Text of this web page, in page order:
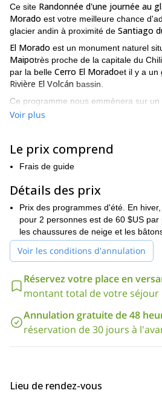
Ce site Randonnée d'une journée au
Morado est votre meilleure chance
glacier andin à proximité de Santiago
El Morado est un monument naturel
Maipotrès proche de la capitale du
par la belle Cerro El Moradoet il y a un
Rivière El Volcán bassin.
Ce programme nous emmènera sur un
qui nous permettra de
entourés par le paysage époustouflant
Colombie.
Cordillère des Andes
descendre. Il y aura du temps libre
prendre le repas du midi dans la
Alors envoyez-moi une demande si
randonnée d'une journée vers le
je m'arrangerai pour que vous passiez
nature.
Et si vous voulez essayer une autre
jetez un œil à mesTrek de 1 jour
Manzanoet mon1 journée de
los Brujos.
Voir plus
Le prix comprend
Frais de guide
Détails des prix
Prix des programmes d'été. En
pour 2 personnes est de 60 $US
les chaussures de neige et les
Voir les conditions d'annulation
Réservez votre place en
montant total de votre séjour
Annulation gratuite de 48
réservation de 30 jours à
Lieu de rendez-vous